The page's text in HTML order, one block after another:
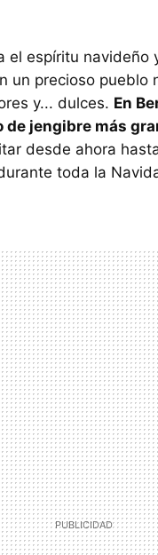
el espíritu navideño
un precioso pueblo
y... dulces. En
de jengibre más
desde ahora
toda la